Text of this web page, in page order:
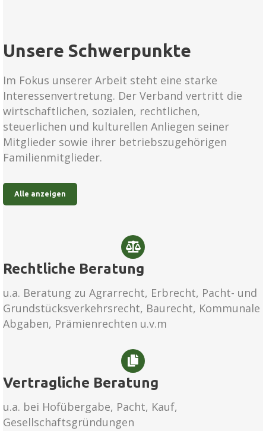
Unsere Schwerpunkte
Im Fokus unserer Arbeit steht eine starke
Interessenvertretung. Der Verband vertritt die
wirtschaftlichen, sozialen, rechtlichen,
steuerlichen und kulturellen Anliegen seiner
Mitglieder sowie ihrer betriebszugehörigen
Familienmitglieder.
Alle anzeigen
Rechtliche Beratung
u.a. Beratung zu Agrarrecht, Erbrecht, Pacht- und
Grundstücksverkehrsrecht, Baurecht, Kommunale
Abgaben, Prämienrechten u.v.m
Vertragliche Beratung
u.a. bei Hofübergabe, Pacht, Kauf,
Gesellschaftsgründungen